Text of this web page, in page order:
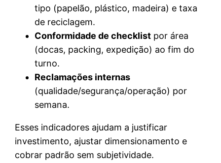
tipo (papelão, plástico, madeira) e taxa
de reciclagem.
Conformidade de checklist por área
(docas, packing, expedição) ao fim do
turno.
Reclamações internas
(qualidade/segurança/operação) por
semana.
Esses indicadores ajudam a justificar
investimento, ajustar dimensionamento e
cobrar padrão sem subjetividade.